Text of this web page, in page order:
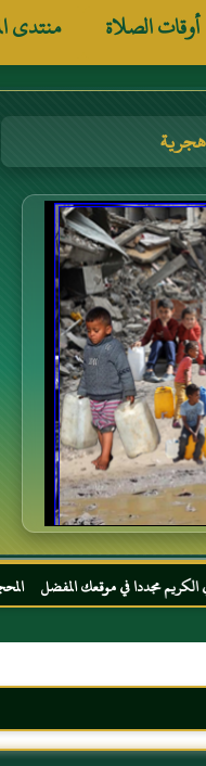
أوقات الصلاة منتدى
المفضل المحجة البيضاء